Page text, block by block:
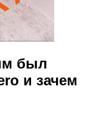
был
и зачем